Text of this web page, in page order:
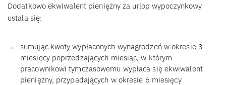
Dodatkowo ekwiwalent pieniężny za urlop wypoczynkowy
ustala się:
sumując kwoty wypłaconych wynagrodzeń w okresie 3
miesięcy poprzedzających miesiąc, w którym
pracownikowi tymczasowemu wypłaca się ekwiwalent
pieniężny, przypadających w okresie 6 miesięcy